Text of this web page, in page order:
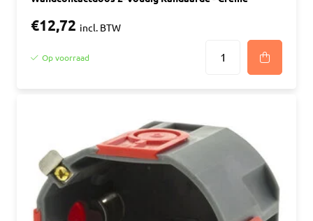
€12,72 incl. BTW
Op voorraad